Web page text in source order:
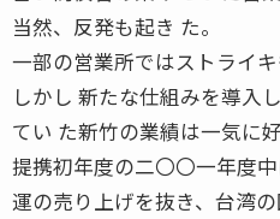
当然、反発も起き た。
一部の営業所ではストライキ
しかし 新たな仕組みを導入
てい た新竹の業績は一気に好
提携初年度の二〇〇一年度
運の売り上げを抜き、台湾